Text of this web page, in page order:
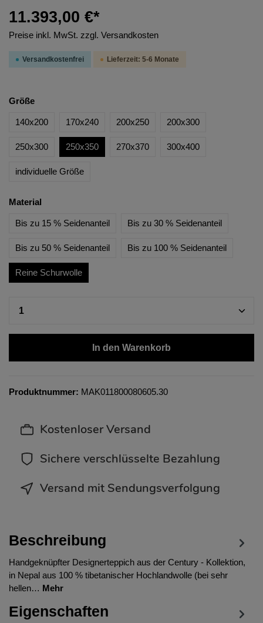
11.393,00 €*
Preise inkl. MwSt. zzgl. Versandkosten
Versandkostenfrei Lieferzeit: 5-6 Monate
Größe
140x200 170x240 200x250 200x300
250x300 250x350 270x370 300x400
individuelle Größe
Material
Bis zu 15 % Seidenanteil Bis zu 30 % Seidenanteil
Bis zu 50 % Seidenanteil Bis zu 100 % Seidenanteil
Reine Schurwolle
In den Warenkorb
Produktnummer: MAK011800080605.30
Kostenloser Versand
Sichere verschlüsselte Bezahlung
Versand mit Sendungsverfolgung
Beschreibung
Handgeknüpfter Designerteppich aus der Century - Kollektion,
in Nepal aus 100 % tibetanischer Hochlandwolle (bei sehr
hellen… Mehr
Eigenschaften